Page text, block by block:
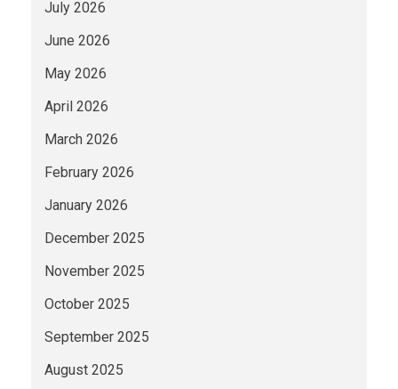
July 2026
June 2026
May 2026
April 2026
March 2026
February 2026
January 2026
December 2025
November 2025
October 2025
September 2025
August 2025